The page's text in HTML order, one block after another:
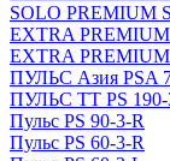
SOLO PREMIUM
EXTRA PREMIUM
EXTRA
ПУЛЬС Азия PSA
ПУЛЬС ТТ PS
Пульс PS 90-3-R
Пульс PS 60-3-R